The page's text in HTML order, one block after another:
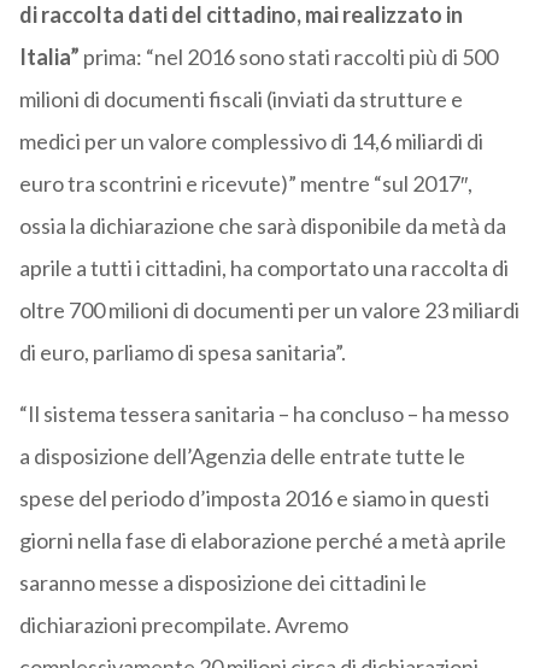
di raccolta dati del cittadino, mai realizzato in
Italia” prima: “nel 2016 sono stati raccolti più di 500
milioni di documenti fiscali (inviati da strutture e
medici per un valore complessivo di 14,6 miliardi di
euro tra scontrini e ricevute)” mentre “sul 2017″,
ossia la dichiarazione che sarà disponibile da metà da
aprile a tutti i cittadini, ha comportato una raccolta di
oltre 700 milioni di documenti per un valore 23 miliardi
di euro, parliamo di spesa sanitaria”.
“Il sistema tessera sanitaria – ha concluso – ha messo
a disposizione dell’Agenzia delle entrate tutte le
spese del periodo d’imposta 2016 e siamo in questi
giorni nella fase di elaborazione perché a metà aprile
saranno messe a disposizione dei cittadini le
dichiarazioni precompilate. Avremo